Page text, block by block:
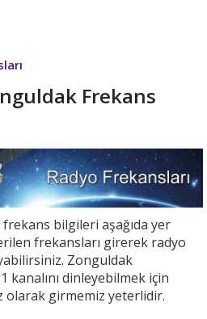
Frekans
bilgileri aşağıda yer
frekansları girerek radyo
Zonguldak
kanalını dinleyebilmek için
olarak girmemiz yeterlidir.